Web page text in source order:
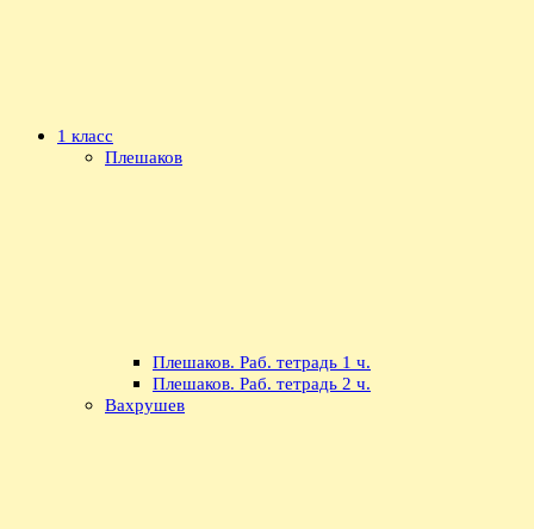
1 класс
Плешаков
Плешаков. Раб. тетрадь 1 ч.
Плешаков. Раб. тетрадь 2 ч.
Вахрушев